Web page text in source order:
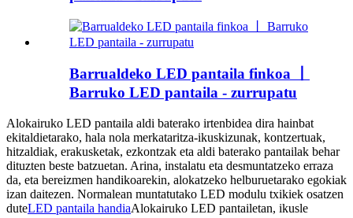
Barrualdeko LED pantaila finkoa 丨
Barruko LED pantaila - zurrupatu
Alokairuko LED pantaila aldi baterako irtenbidea dira hainbat
ekitaldietarako, hala nola merkataritza-ikuskizunak, kontzertuak,
hitzaldiak, erakusketak, ezkontzak eta aldi baterako pantailak behar
dituzten beste batzuetan. Arina, instalatu eta desmuntatzeko erraza
da, eta bereizmen handikoarekin, alokatzeko helburuetarako egokiak
izan daitezen. Normalean muntatutako LED modulu txikiek osatzen
duteLED pantaila handiaAlokairuko LED pantailetan, ikusle